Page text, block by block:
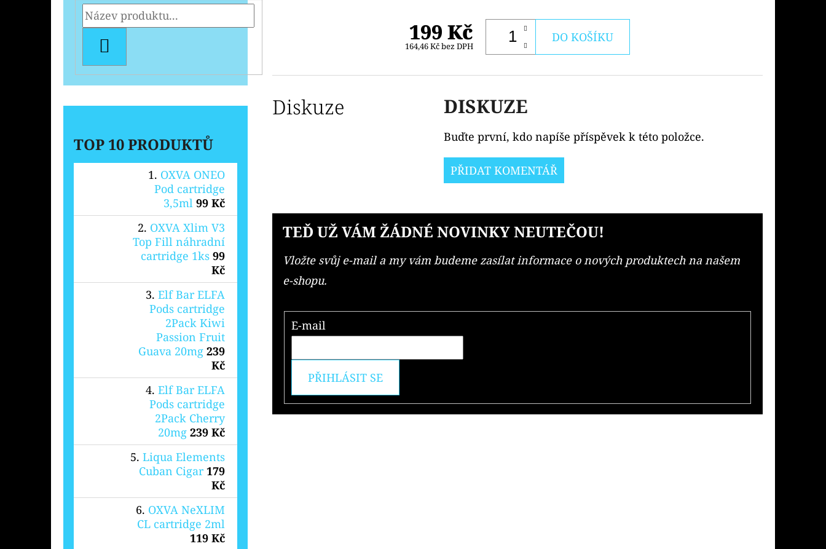
TOP 10 PRODUKTŮ
OXVA ONEO
Pod cartridge
3,5ml 99 Kč
OXVA Xlim V3
Top Fill náhradní
cartridge 1ks 99
Kč
Elf Bar ELFA
Pods cartridge
2Pack Kiwi
Passion Fruit
Guava 20mg 239
Kč
Elf Bar ELFA
Pods cartridge
2Pack Cherry
20mg 239 Kč
Liqua Elements
Cuban Cigar 179
Kč
OXVA NeXLIM
CL cartridge 2ml
119 Kč
199 Kč
164,46 Kč bez DPH
DO KOŠÍKU
Diskuze DISKUZE
Buďte první, kdo napíše příspěvek k této položce.
PŘIDAT KOMENTÁŘ
TEĎ UŽ VÁM ŽÁDNÉ NOVINKY NEUTEČOU!
Vložte svůj e-mail a my vám budeme zasílat informace o nových produktech na našem
e-shopu.
E-mail
PŘIHLÁSIT SE